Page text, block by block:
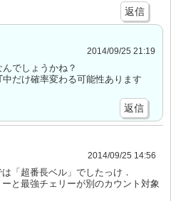
返信
2014/09/25 21:19
でしょうかね？
だけ確率変わる可能性あります
返信
2014/09/25 14:56
「超番長ベル」でしたっけ．
と最強チェリーが別のカウント対象